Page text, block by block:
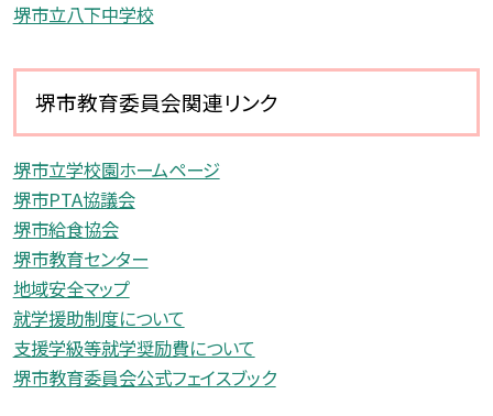
堺市立八下中学校
堺市教育委員会関連リンク
堺市立学校園ホームページ
堺市PTA協議会
堺市給食協会
堺市教育センター
地域安全マップ
就学援助制度について
支援学級等就学奨励費について
堺市教育委員会公式フェイスブック